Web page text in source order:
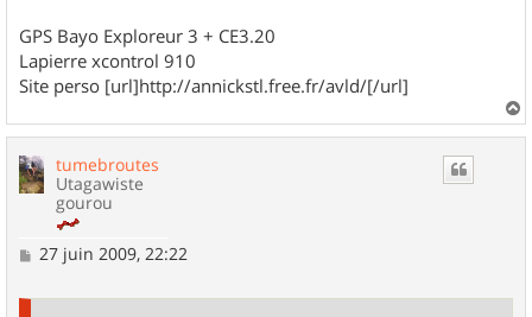
GPS Bayo Exploreur 3 + CE3.20
Lapierre xcontrol 910
Site perso [url]http://annickstl.free.fr/avld/[/url]
a
tumebroutes
Utagawiste
gourou
M
27 juin 2009, 22:22